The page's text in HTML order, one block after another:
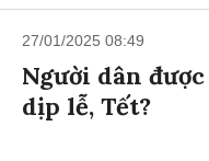
27/01/2025 08:49
Người dân
dịp lễ, Tết?